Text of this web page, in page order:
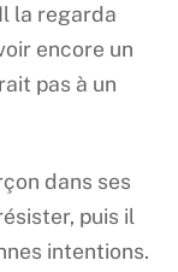
la regarda
encore un
pas à un
dans ses
puis il
intentions.